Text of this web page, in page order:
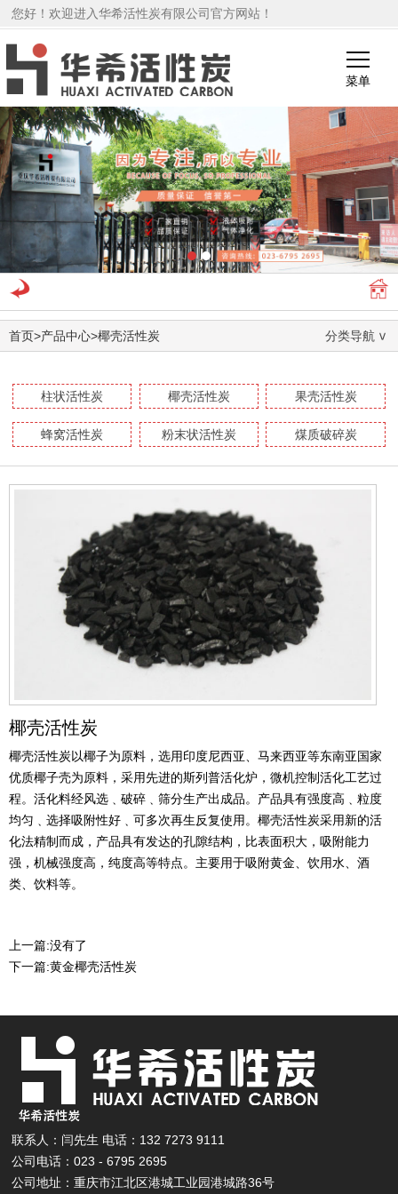
您好！欢迎进入华希活性炭有限公司官方网站！
菜单
1 2
首页>产品中心>椰壳活性炭 分类导航
柱状活性炭 椰壳活性炭 果壳活性炭
蜂窝活性炭 粉末状活性炭 煤质破碎炭
椰壳活性炭
椰壳活性炭以椰子为原料，选用印度尼西亚、马来西亚等东南亚国家
优质椰子壳为原料，采用先进的斯列普活化炉，微机控制活化工艺过
程。活化料经风选﹑破碎﹑筛分生产出成品。产品具有强度高﹑粒度
均匀﹑选择吸附性好﹑可多次再生反复使用。椰壳活性炭采用新的活
化法精制而成，产品具有发达的孔隙结构，比表面积大，吸附能力
强，机械强度高，纯度高等特点。主要用于吸附黄金、饮用水、酒
类、饮料等。
上一篇:没有了
下一篇:黄金椰壳活性炭
联系人：闫先生 电话：132 7273 9111
公司电话：023 - 6795 2695
公司地址：重庆市江北区港城工业园港城路36号